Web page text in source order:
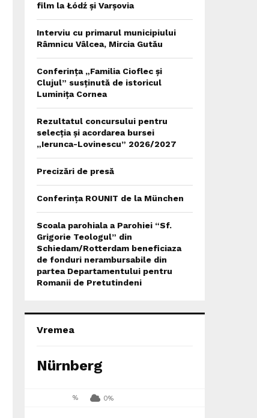
film la Łódź și Varșovia
Interviu cu primarul municipiului
Râmnicu Vâlcea, Mircia Gutău
Conferința „Familia Cioflec și
Clujul” susținută de istoricul
Luminița Cornea
Rezultatul concursului pentru
selecția și acordarea bursei
„Ierunca-Lovinescu” 2026/2027
Precizări de presă
Conferința ROUNIT de la München
Scoala parohiala a Parohiei “Sf.
Grigorie Teologul” din
Schiedam/Rotterdam beneficiaza
de fonduri nerambursabile din
partea Departamentului pentru
Romanii de Pretutindeni
Vremea
Nürnberg
% 0%